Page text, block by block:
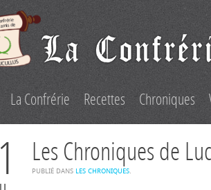
La Confrérie Recettes Chroniques
Les Chroniques de
PUBLIÉ DANS LES CHRONIQUES.